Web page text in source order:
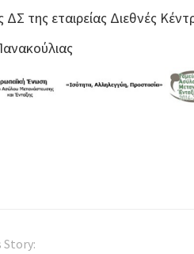
της εταιρείας Διεθνές
Story: